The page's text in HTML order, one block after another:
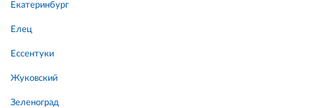
Екатеринбург
Елец
Ессентуки
Жуковский
Зеленоград